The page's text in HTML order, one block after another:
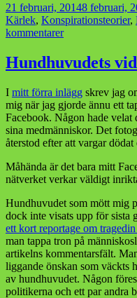
Postat
21 februari, 20148 februari,
Kärlek, Konspirationsteorier,
kommentarertill
skyddar
du
mot
skalärvapen
Hundhuvudets
I mitt förra inlägg skrev jag
mig när jag gjorde ännu ett
Facebook. Någon hade
sina medmänniskor. Det
återstod efter att vargar
Måhända är det bara mitt
nätverket verkar väldigt
Hundhuvudet som mött mig
dock inte visats upp för sista
ett kort reportage om
man tappa tron på
artikelns kommentarsfält.
liggande önskan som väckts
av hundhuvudet. Någon
politikerna och ett par andra